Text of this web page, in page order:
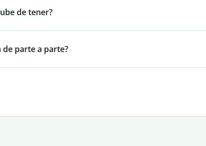
de tener?
de parte a parte?